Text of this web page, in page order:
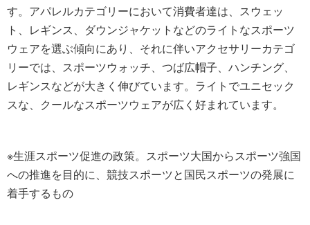
す。アパレルカテゴリーにおいて消費者達は、スウェッ
ト、レギンス、ダウンジャケットなどのライトなスポーツ
ウェアを選ぶ傾向にあり、それに伴いアクセサリーカテゴ
リーでは、スポーツウォッチ、つば広帽子、ハンチング、
レギンスなどが大きく伸びています。ライトでユニセック
スな、クールなスポーツウェアが広く好まれています。
※生涯スポーツ促進の政策。スポーツ大国からスポーツ強国
への推進を目的に、競技スポーツと国民スポーツの発展に
着手するもの